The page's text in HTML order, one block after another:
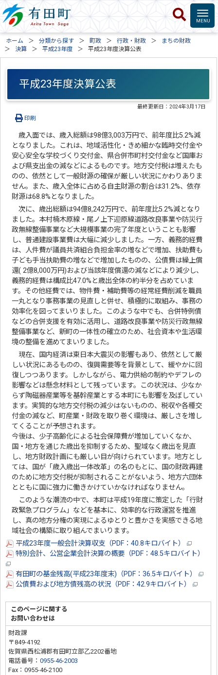
ホーム 分類から探す 町政 行政・財政
まちの財政
決算
平成23年度 平成23年度決算公表
平成23年度決算公表
最終更新日：2024年3月17日
印刷
歳入面では、歳入総額は98億3,003万円で、前年度比5.2%減
となりました。これは、地域活性化・きめ細かな臨時交付金や
安心安全な学校づくり交付金、県合併市町村交付金など国庫お
よび県支出金の減などによるものです。地方交付税は増えたも
のの、依然として一般財源の確保が厳しい状況にかわりありま
せん。また、歳入全体に占める自主財源の割合は31.2%、依存
財源は68.8%となりました。
次に、歳出総額は94億8,242万円で、前年度比5.2%減となり
ました。本村楠木原線・尾ノ上下迎原線道路改良事業や防災行
政無線整備事業など大規模事業の完了年度ということも影響
し、普通建設事業費は大幅に減少しました。一方、義務的経費
は、人件費が議員共済組合負担金率の増などで増加、扶助費も
子ども手当扶助費の増などで増加したものの、公債費は繰上償
還( 2億8,000万円)および当該年度償還の減などにより減少し、
義務的経費は構成比47.0%と歳出全体の約半分を占めていま
す。その他経費では、物件費・補助費等の経常経費削減を職員
一丸となり事務事業の見直しと併せ、積極的に取組み、事務の
効率化を図ってまいりました。このような中でも、合併特例債
などの合併支援を有効に活用し、道路改良事業や防災行政無線
整備事業など、新町の一体性の確立のため、社会資本や生活環
境の整備を進めてまいりました。
現在、国内経済は東日本大震災の影響もあり、依然として厳
しい状況にあるものの、復興需要等を背景として、緩やかに回
復しつつあります。しかしながら、電力供給の制約やデフレの
影響などは懸念材料として残っています。この状況は、少なか
らず陶磁器産業等を基幹産業とする本町にも影響を及ぼしてい
ます。実質的な地方交付税の減少はないものの、税収や各種交
付金の減など、町産業・財政を取り巻く環境は、厳しさを増し
てくることが予想されます。
今後は、少子高齢化による社会保障費が増加していくなか、
国・地方を通じた歳出を抑制するため、聖域なく歳出を見直
し、地方財政計画にも厳しい目が向けられています。地方とし
ては、国が「歳入歳出一体改革」の名のもとに、国の財政再建
のために地方交付税が抑制されることがないよう、地方六団体
とともに国に強力に働きかけていかなければなりません。
このような潮流の中で、本町は平成19年度に策定した「行財
政緊急プログラム」などを基本に、効率的な行政運営を推進
し、真の地方分権の実現によるゆとりと豊かさを実感できる地
域社会の構築に取り組んでまいります。
平成23年度一般会計決算収支（PDF：40.8キロバイト）
特別会計、公営企業会計決算の概要（PDF：48.5キロバイト）
有田町の基金残高(平成23年度末)（PDF：36.5キロバイト）
公債費および地方債残高の状況（PDF：42.9キロバイト）
このページに関する
お問い合わせは
財政課
〒849-4192
佐賀県西松浦郡有田町立部乙2202番地
電話番号：0955-46-2003
Fax：0955-46-2100